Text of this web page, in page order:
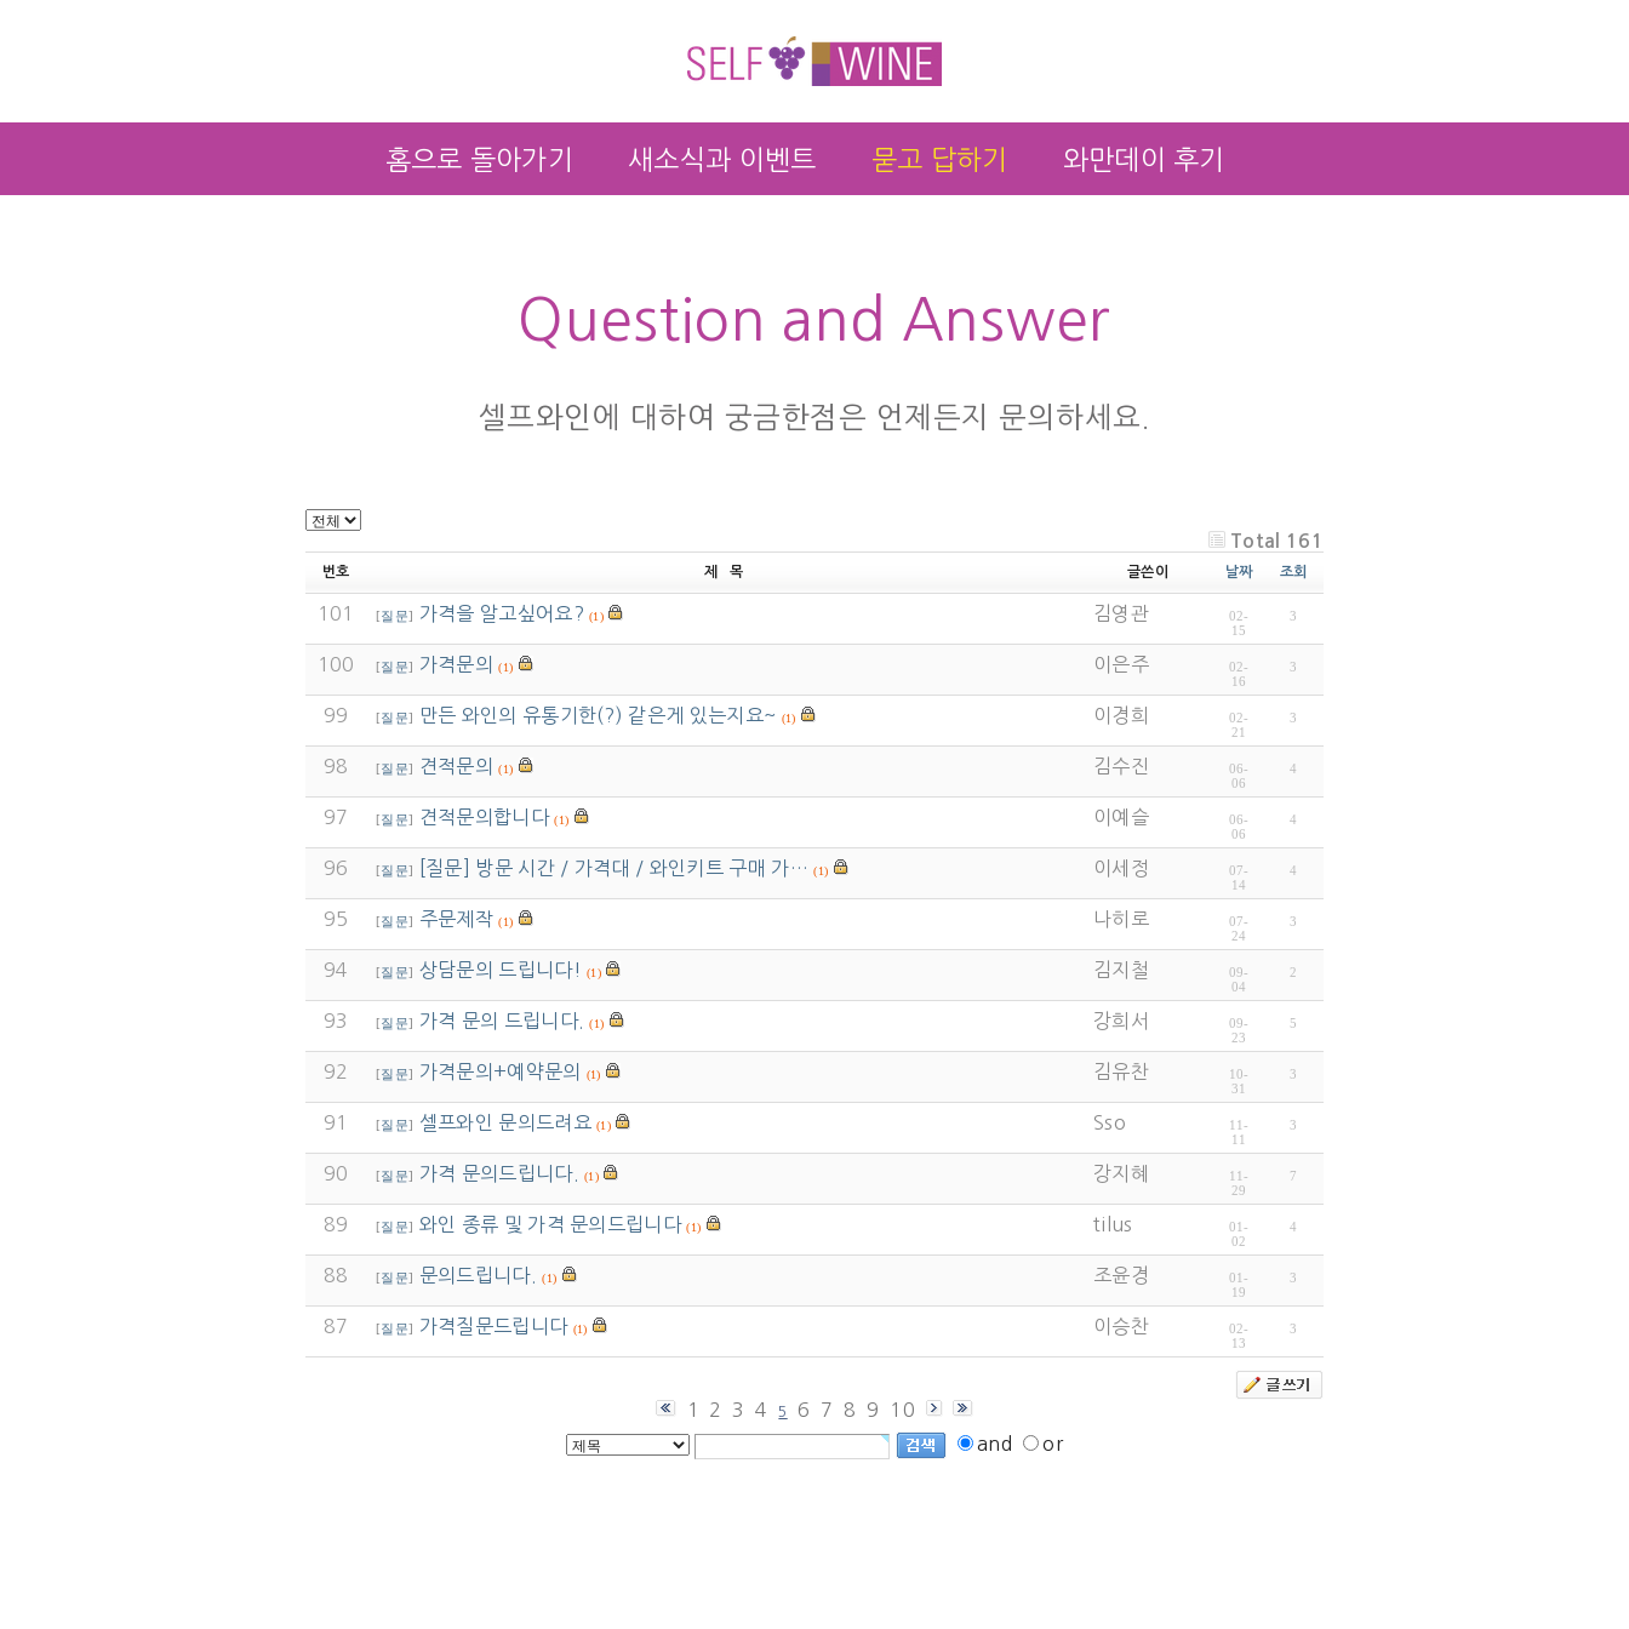
홈으로 돌아가기 새소식과 이벤트 묻고 답하기 와만데이 후기
Question and Answer
셀프와인에 대하여 궁금한점은 언제든지 문의하세요.
Total 161
번호 제 목 글쓴이 날짜 조회
101 [질문] 가격을 알고싶어요? (1) 김영관
02-
15
3
100 [질문] 가격문의 (1) 이은주
02-
16
3
99 [질문] 만든 와인의 유통기한(?) 같은게 있는지요~ (1) 이경희
02-
21
3
98 [질문] 견적문의 (1) 김수진
06-
06
4
97 [질문] 견적문의합니다 (1) 이예슬
06-
06
4
96 [질문] [질문] 방문 시간 / 가격대 / 와인키트 구매 가… (1) 이세정
07-
14
4
95 [질문] 주문제작 (1) 나히로
07-
24
3
94 [질문] 상담문의 드립니다! (1) 김지철
09-
04
2
93 [질문] 가격 문의 드립니다. (1) 강희서
09-
23
5
92 [질문] 가격문의+예약문의 (1) 김유찬
10-
31
3
91 [질문] 셀프와인 문의드려요 (1) Sso
11-
11
3
90 [질문] 가격 문의드립니다. (1) 강지혜
11-
29
7
89 [질문] 와인 종류 및 가격 문의드립니다 (1) tilus
01-
02
4
88 [질문] 문의드립니다. (1) 조윤경
01-
19
3
87 [질문] 가격질문드립니다 (1) 이승찬
02-
13
3
1 2 3 4 5 6 7 8 9
10
and
or